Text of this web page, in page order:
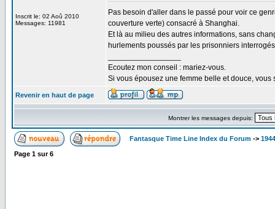
Inscrit le: 02 Aoû 2010
Messages: 11981
Pas besoin d'aller dans le passé pour voir ce
couverture verte) consacré à Shanghai.
Et là au milieu des autres informations, sans
hurlements poussés par les prisonniers
Ecoutez mon conseil : mariez-vous.
Si vous épousez une femme belle et douce,
Revenir en haut de page
Montrer les messages depuis:
Fantasque Time Line Index du Forum ->
Page 1 sur6